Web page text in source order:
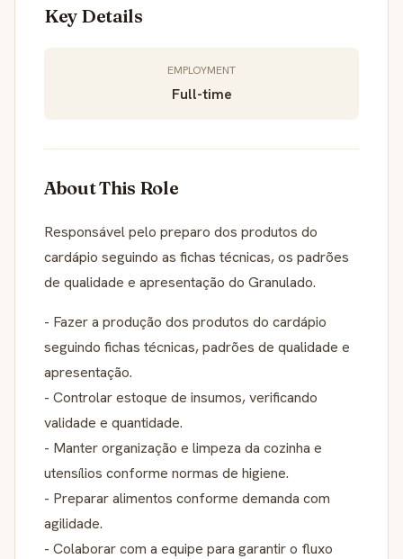
Key Details
EMPLOYMENT
Full-time
About This Role
Responsável pelo preparo dos produtos do
cardápio seguindo as fichas técnicas, os padrões
de qualidade e apresentação do Granulado.
- Fazer a produção dos produtos do cardápio
seguindo fichas técnicas, padrões de qualidade e
apresentação.
- Controlar estoque de insumos, verificando
validade e quantidade.
- Manter organização e limpeza da cozinha e
utensílios conforme normas de higiene.
- Preparar alimentos conforme demanda com
agilidade.
- Colaborar com a equipe para garantir o fluxo